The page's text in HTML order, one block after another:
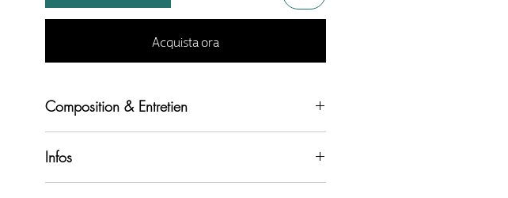
Acquista ora
Composition & Entretien
Biothane beta 20mm charge de rupture 340kg
Infos